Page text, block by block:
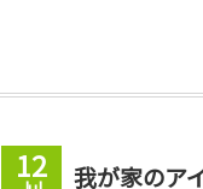
12 我が家のア